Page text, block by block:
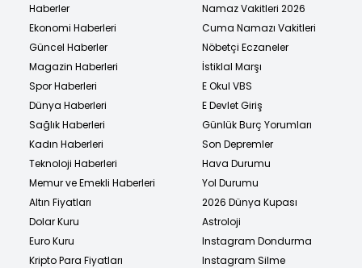
Haberler
Ekonomi Haberleri
Güncel Haberler
Magazin Haberleri
Spor Haberleri
Dünya Haberleri
Sağlık Haberleri
Kadın Haberleri
Teknoloji Haberleri
Memur ve Emekli Haberleri
Altın Fiyatları
Dolar Kuru
Euro Kuru
Kripto Para Fiyatları
Namaz Vakitleri 2026
Cuma Namazı Vakitleri
Nöbetçi Eczaneler
İstiklal Marşı
E Okul VBS
E Devlet Giriş
Günlük Burç Yorumları
Son Depremler
Hava Durumu
Yol Durumu
2026 Dünya Kupası
Astroloji
Instagram Dondurma
Instagram Silme